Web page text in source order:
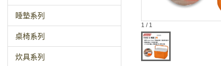
睡墊系列
桌椅系列
炊具系列
1 / 1